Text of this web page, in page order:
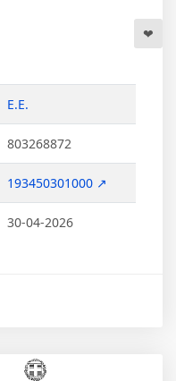
Ε.Ε.
803268872
193450301000 ↗
30-04-2026